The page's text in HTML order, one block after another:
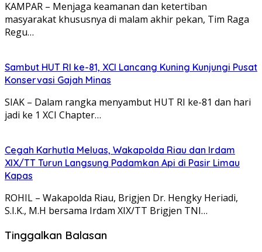
KAMPAR – Menjaga keamanan dan ketertiban
masyarakat khususnya di malam akhir pekan, Tim Raga
Regu…
Sambut HUT RI ke-81, XCI Lancang Kuning Kunjungi Pusat
Konservasi Gajah Minas
SIAK – Dalam rangka menyambut HUT RI ke-81 dan hari
jadi ke 1 XCI Chapter…
Cegah Karhutla Meluas, Wakapolda Riau dan Irdam
XIX/TT Turun Langsung Padamkan Api di Pasir Limau
Kapas
ROHIL – Wakapolda Riau, Brigjen Dr. Hengky Heriadi,
S.I.K., M.H bersama Irdam XIX/TT Brigjen TNI…
Tinggalkan Balasan